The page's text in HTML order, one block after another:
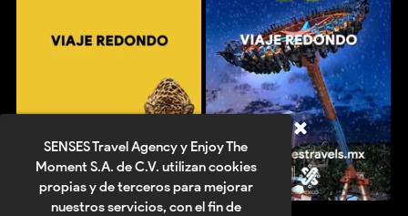
SENSES Travel Agency y Enjoy The
Moment S.A. de C.V. utilizan cookies
propias y de terceros para mejorar
nuestros servicios, con el fin de